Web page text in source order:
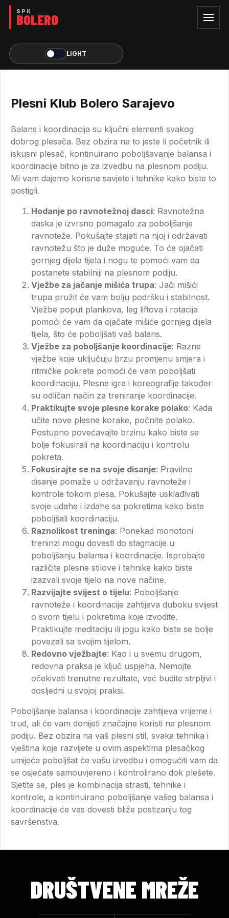
LIGHT
Plesni Klub Bolero Sarajevo
Balans i koordinacija su ključni elementi svakog
dobrog plesača. Bez obzira na to jeste li početnik ili
iskusni plesač, kontinuirano poboljšavanje balansa i
koordinacije bitno je za izvedbu na plesnom podiju.
Mi vam dajemo korisne savjete i tehnike kako biste to
postigli.
Hodanje po ravnotežnoj dasci: Ravnotežna
daska je izvrsno pomagalo za poboljšanje
ravnoteže. Pokušajte stajati na njoj i održavati
ravnotežu što je duže moguće. To će ojačati
gornjeg dijela tijela i nogu te pomoći vam da
postanete stabilniji na plesnom podiju.
Vježbe za jačanje mišića trupa: Jači mišići
trupa pružit će vam bolju podršku i stabilnost.
Vježbe poput plankova, leg liftova i rotacija
pomoći će vam da ojačate mišiće gornjeg dijela
tijela, što će poboljšati vaš balans.
Vježbe za poboljšanje koordinacije: Razne
vježbe koje uključuju brzu promjenu smjera i
ritmičke pokrete pomoći će vam poboljšati
koordinaciju. Plesne igre i koreografije također
su odličan način za treniranje koordinacije.
Praktikujte svoje plesne korake polako: Kada
učite nove plesne korake, počnite polako.
Postupno povećavajte brzinu kako biste se
bolje fokusirali na koordinaciju i kontrolu
pokreta.
Fokusirajte se na svoje disanje: Pravilno
disanje pomaže u održavanju ravnoteže i
kontrole tokom plesa. Pokušajte usklađivati
svoje udahe i izdahe sa pokretima kako biste
poboljšali koordinaciju.
Raznolikost treninga: Ponekad monotoni
treninzi mogu dovesti do stagnacije u
poboljšanju balansa i koordinacije. Isprobajte
različite plesne stilove i tehnike kako biste
izazvali svoje tijelo na nove načine.
Razvijajte svijest o tijelu: Poboljšanje
ravnoteže i koordinacije zahtijeva duboku svijest
o svom tijelu i pokretima koje izvodite.
Praktikujte meditaciju ili jogu kako biste se bolje
povezali sa svojim tijelom.
Redovno vježbajte: Kao i u svemu drugom,
redovna praksa je ključ uspjeha. Nemojte
očekivati trenutne rezultate, već budite strpljivi i
dosljedni u svojoj praksi.
Poboljšanje balansa i koordinacije zahtijeva vrijeme i
trud, ali će vam donijeti značajne koristi na plesnom
podiju. Bez obzira na vaš plesni stil, svaka tehnika i
vještina koje razvijete u ovim aspektima plesačkog
umijeća poboljšat će vašu izvedbu i omogućiti vam da
se osjećate samouvjereno i kontrolirano dok plešete.
Sjetite se, ples je kombinacija strasti, tehnike i
kontrole, a kontinuirano poboljšanje vašeg balansa i
koordinacije će vas dovesti bliže postizanju tog
savršenstva.
DRUŠTVENE MREŽE